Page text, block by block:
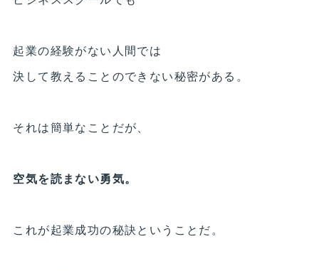
起業の経験がない人間では
決して教えることのできない秘密がある。
それは簡単なことだが、
空気を読まない勇気。
これが起業成功の秘訣ということだ。